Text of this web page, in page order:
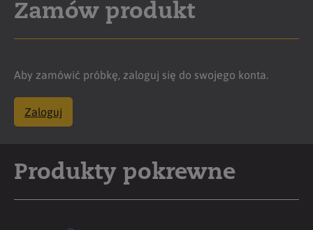
Zamów produkt
Aby zamówić próbkę, zaloguj się do swojego konta.
Zaloguj
Produkty pokrewne